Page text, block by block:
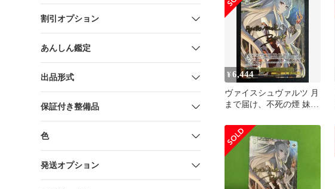
割引オプション
あんしん鑑定
出品形式
保証付き整備品
色
発送オプション
¥6,444
ヴァイスシュヴァルツ 月
まで届け、不死の煙 妹紅